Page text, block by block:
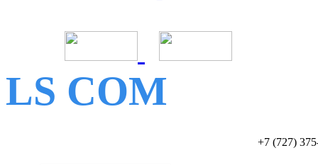
LS COM
+7 (727)